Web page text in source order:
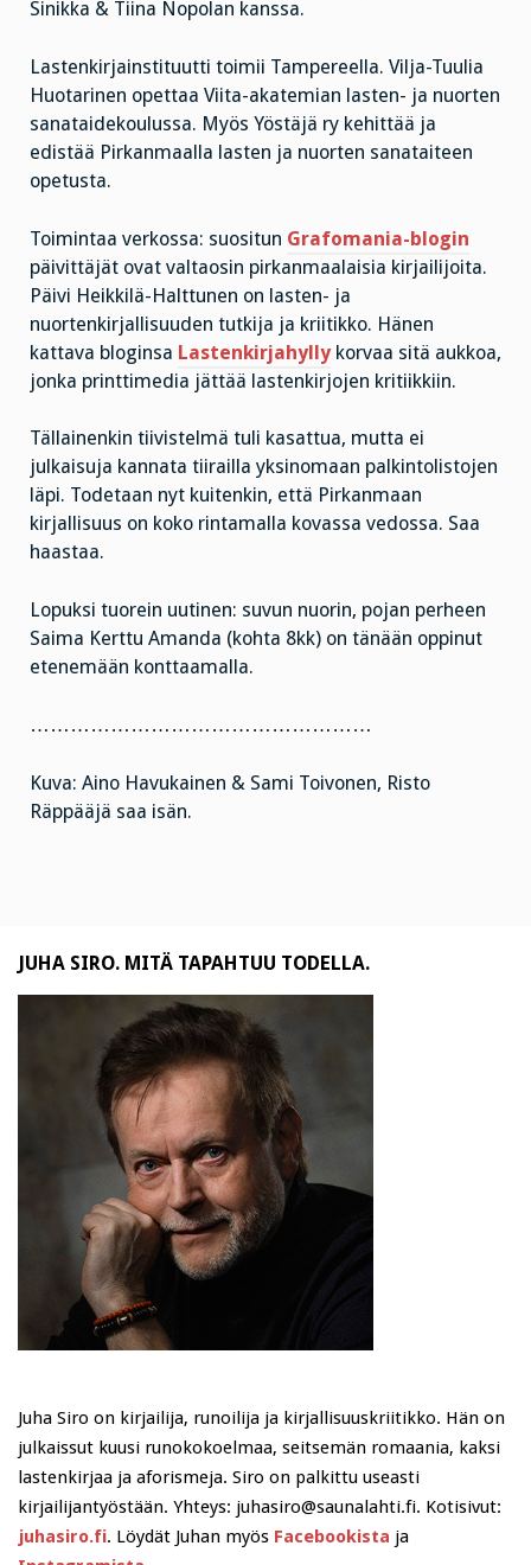
Sinikka & Tiina Nopolan kanssa.
Lastenkirjainstituutti toimii Tampereella. Vilja-Tuulia
Huotarinen opettaa Viita-akatemian lasten- ja nuorten
sanataidekoulussa. Myös Yöstäjä ry kehittää ja
edistää Pirkanmaalla lasten ja nuorten sanataiteen
opetusta.
Toimintaa verkossa: suositun Grafomania-blogin
päivittäjät ovat valtaosin pirkanmaalaisia kirjailijoita.
Päivi Heikkilä-Halttunen on lasten- ja
nuortenkirjallisuuden tutkija ja kriitikko. Hänen
kattava bloginsa Lastenkirjahyllykorvaa sitä aukkoa,
jonka printtimedia jättää lastenkirjojen kritiikkiin.
Tällainenkin tiivistelmä tuli kasattua, mutta ei
julkaisuja kannata tiirailla yksinomaan palkintolistojen
läpi. Todetaan nyt kuitenkin, että Pirkanmaan
kirjallisuus on koko rintamalla kovassa vedossa. Saa
haastaa.
Lopuksi tuorein uutinen: suvun nuorin, pojan perheen
Saima Kerttu Amanda (kohta 8kk) on tänään oppinut
etenemään konttaamalla.
……………………………………………
Kuva: Aino Havukainen & Sami Toivonen, Risto
Räppääjä saa isän.
JUHA SIRO. MITÄ TAPAHTUU TODELLA.
Juha Siro on kirjailija, runoilija ja kirjallisuuskriitikko. Hän on
julkaissut kuusi runokokoelmaa, seitsemän romaania, kaksi
lastenkirjaa ja aforismeja. Siro on palkittu useasti
kirjailijantyöstään. Yhteys: juhasiro@saunalahti.fi. Kotisivut:
juhasiro.fi. Löydät Juhan myös Facebookista ja